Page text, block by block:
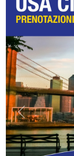
Previous